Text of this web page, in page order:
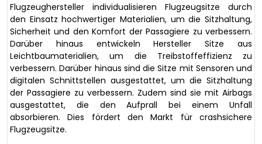
Flugzeughersteller individualisieren Flugzeugsitze durch
den Einsatz hochwertiger Materialien, um die Sitzhaltung,
Sicherheit und den Komfort der Passagiere zu verbessern.
Darüber hinaus entwickeln Hersteller Sitze aus
Leichtbaumaterialien, um die Treibstoffeffizienz zu
verbessern. Darüber hinaus sind die Sitze mit Sensoren und
digitalen Schnittstellen ausgestattet, um die Sitzhaltung
der Passagiere zu verbessern. Zudem sind sie mit Airbags
ausgestattet, die den Aufprall bei einem Unfall
absorbieren. Dies fördert den Markt für crashsichere
Flugzeugsitze.